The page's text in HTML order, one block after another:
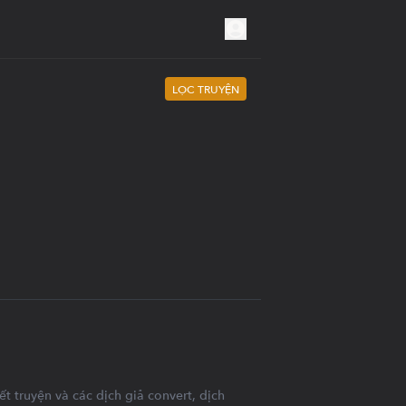
LỌC TRUYỆN
truyện và các dịch giả convert, dịch